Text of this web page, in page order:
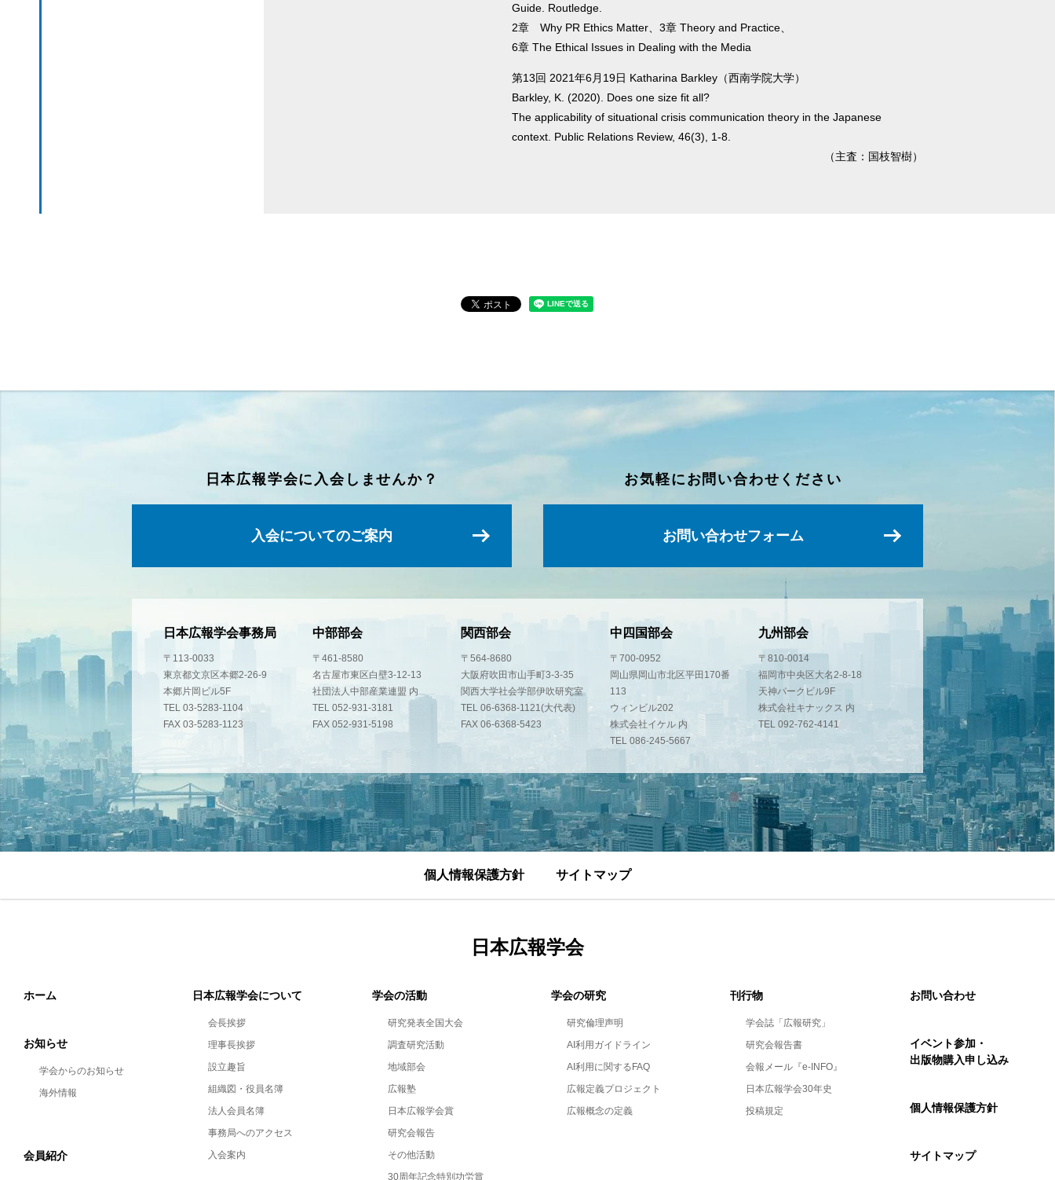
Guide. Routledge.
2章 Why PR Ethics Matter、3章 Theory and Practice、
6章 The Ethical Issues in Dealing with the Media
第13回 2021年6月19日 Katharina Barkley（西南学院大学）
Barkley, K. (2020). Does one size fit all?
The applicability of situational crisis communication theory in the Japanese
context. Public Relations Review, 46(3), 1-8.
（主査：国枝智樹）
日本広報学会に入会しませんか？
入会についてのご案内
お気軽にお問い合わせください
お問い合わせフォーム
日本広報学会事務局
〒113-0033
東京都文京区本郷2-26-9
本郷片岡ビル5F
TEL 03-5283-1104
FAX 03-5283-1123
中部部会
〒461-8580
名古屋市東区白壁3-12-13
社団法人中部産業連盟 内
TEL 052-931-3181
FAX 052-931-5198
関西部会
〒564-8680
大阪府吹田市山手町3-3-35
関西大学社会学部伊吹研究室
TEL 06-6368-1121(大代表)
FAX 06-6368-5423
中四国部会
〒700-0952
岡山県岡山市北区平田170番
113
ウィンビル202
株式会社イケル 内
TEL 086-245-5667
九州部会
〒810-0014
福岡市中央区大名2-8-18
天神パークビル9F
株式会社キナックス 内
TEL 092-762-4141
個人情報保護方針 サイトマップ
日本広報学会
ホーム 日本広報学会について
会長挨拶
理事長挨拶
設立趣旨
組織図・役員名簿
法人会員名簿
事務局へのアクセス
入会案内
学会の活動
研究発表全国大会
調査研究活動
地域部会
広報塾
日本広報学会賞
研究会報告
その他活動
30周年記念特別功労賞
学会の研究
研究倫理声明
AI利用ガイドライン
AI利用に関するFAQ
広報定義プロジェクト
広報概念の定義
刊行物
学会誌「広報研究」
研究会報告書
会報メール『e-INFO』
日本広報学会30年史
投稿規定
お知らせ
学会からのお知らせ
海外情報
会員紹介
お問い合わせ
イベント参加・
出版物購入申し込み
個人情報保護方針
サイトマップ